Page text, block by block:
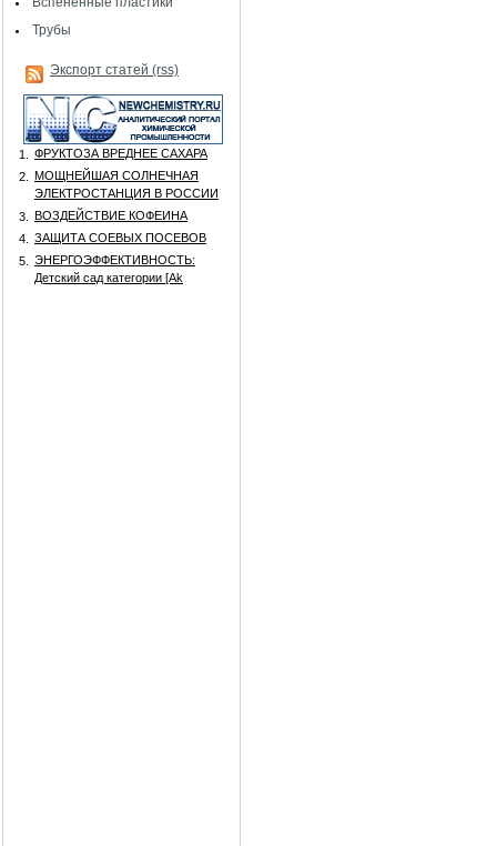
Трубы
Экспорт статей (rss)
1.
ФРУКТОЗА ВРЕДНЕЕ САХАРА
2.
МОЩНЕЙШАЯ СОЛНЕЧНАЯ
ЭЛЕКТРОСТАНЦИЯ В РОССИИ
3.
ВОЗДЕЙСТВИЕ КОФЕИНА
4.
ЗАЩИТА СОЕВЫХ ПОСЕВОВ
5.
ЭНЕРГОЭФФЕКТИВНОСТЬ:
Детский сад категории [Аk